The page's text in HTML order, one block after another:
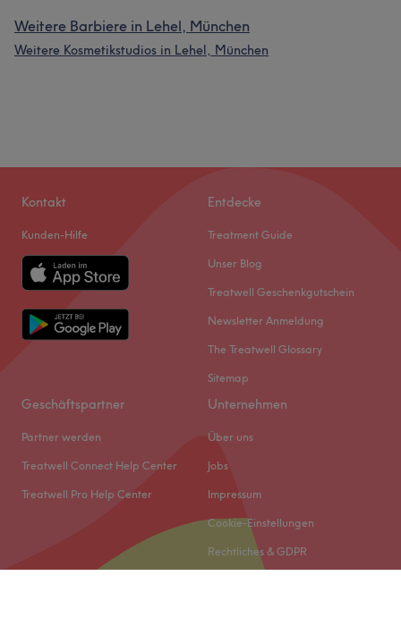
Weitere Barbiere in Lehel, München
Weitere Kosmetikstudios in Lehel, München
Kontakt
Kunden-Hilfe
Entdecke
Treatment Guide
Unser Blog
Treatwell Geschenkgutschein
Newsletter Anmeldung
The Treatwell Glossary
Sitemap
Geschäftspartner
Partner werden
Treatwell Connect Help Center
Treatwell Pro Help Center
Unternehmen
Über uns
Jobs
Impressum
Cookie-Einstellungen
Rechtliches & GDPR